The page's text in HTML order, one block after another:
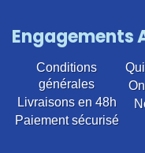
Engagements
Conditions
générales
Livraisons en 48h
Paiement sécurisé